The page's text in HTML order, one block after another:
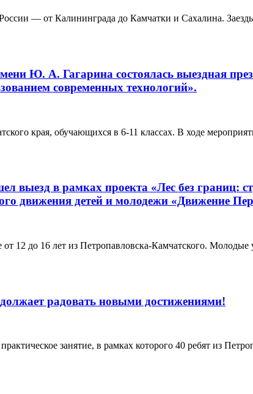
— от Калининграда до Камчатки и Сахалина.
Ю. А. Гагарина состоялась выездная
современных технологий».
края, обучающихся в 6-11 классах. В ходе
выезд в рамках проекта «Лес без границ:
движения детей и молодежи «Движение
12 до 16 лет из Петропавловска-Камчатского.
радовать новыми достижениями!
занятие, в рамках которого 40 ребят из